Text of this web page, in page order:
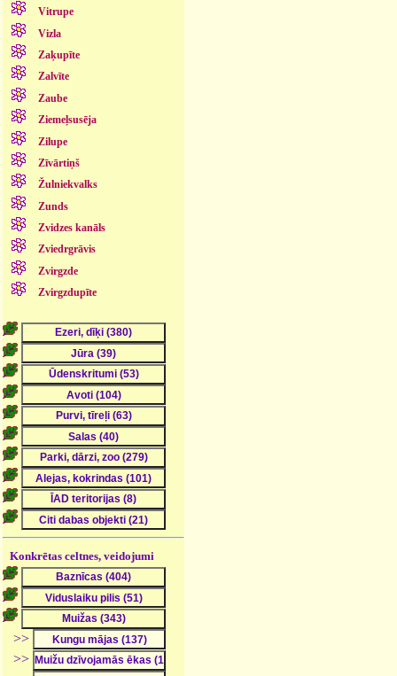
Vitrupe
Vizla
Zaķupīte
Zalvīte
Zaube
Ziemeļsusēja
Zilupe
Zīvārtiņš
Žulniekvalks
Zunds
Zvidzes kanāls
Zviedrgrāvis
Zvirgzde
Zvirgzdupīte
Konkrētas celtnes, veidojumi
>>
>>